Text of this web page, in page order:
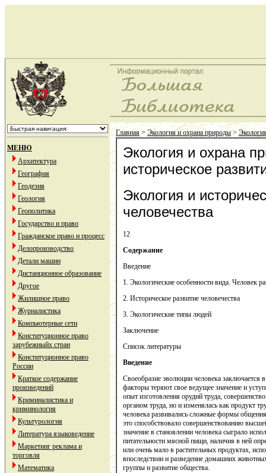
МЕНЮ
Архитектура
География
Геодезия
Геология
Геополитика
Государство и право
Гражданское право и процесс
Делопроизводство
Детали машин
Дистанционное образование
Другое
Жилищное право
Журналистика
Компьютерные сети
Конституционное право
зарубежныйх стран
Конституционное право
России
Краткое содержание
произведений
Криминалистика и
криминология
Культурология
Литература языковедение
Маркетинг реклама и
торговля
Математика
Главная>Экология и охрана природы>
Экология и охрана
историческое
Экология и
человечества
12
Содержание
Введение
1. Экологические особенности вида. Человек
2. Историческое развитие человечества
3. Экологические типы людей
Заключение
Список литературы
Введение
Своеобразие эволюции человека заключается
факторы теряют свое ведущее значение и
опыт изготовления орудий труда,
органом труда, но и изменялась как продукт
человека развивались сложные формы
это способствовало совершенствованию
значение в становлении человека сыграло
питательности мясной пищи, наличия в ней
или очень мало в растительных продуктах,
впоследствии и разведение домашних
группы и развитие общества.